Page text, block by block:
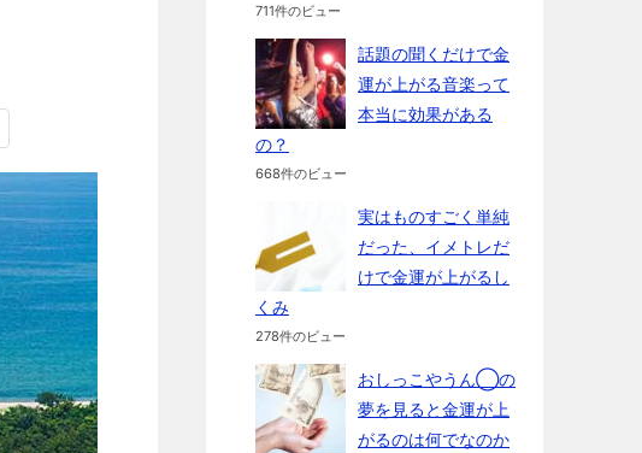
711件のビュー
話題の聞くだけで金
運が上がる音楽って
本当に効果がある
の？
668件のビュー
実はものすごく単純
だった、イメトレだ
けで金運が上がるし
くみ
278件のビュー
おしっこやうん◯の
夢を見ると金運が上
がるのは何でなのか